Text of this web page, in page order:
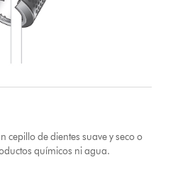
cepillo de dientes suave y seco o
químicos ni agua.